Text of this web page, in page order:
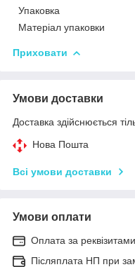
Упаковка
Матеріал упаковки
Приховати
Умови доставки
Доставка здійснюється
Нова Пошта
Всі умови доставки
Умови оплати
Оплата за
Післяплата НП при